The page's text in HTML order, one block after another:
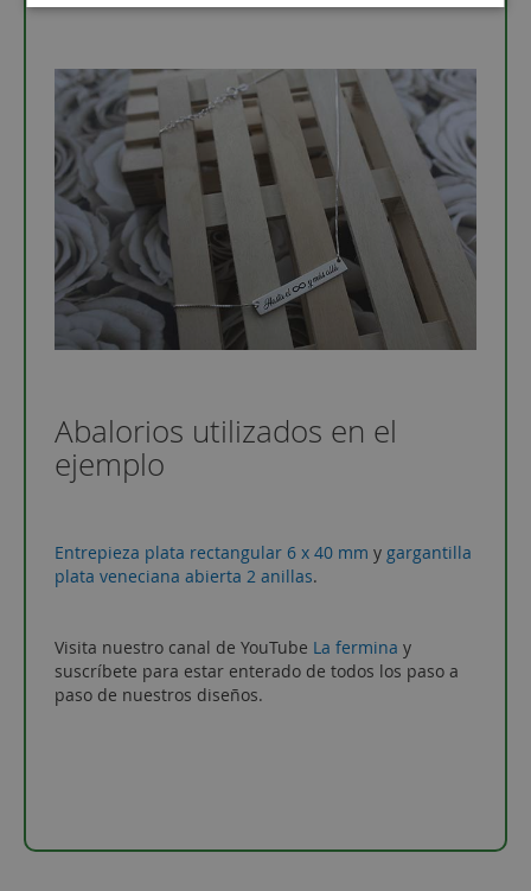
Abalorios utilizados en el
ejemplo
Entrepieza plata rectangular 6 x 40 mm y gargantilla
plata veneciana abierta 2 anillas.
Visita nuestro canal de YouTube La fermina y
suscríbete para estar enterado de todos los paso a
paso de nuestros diseños.